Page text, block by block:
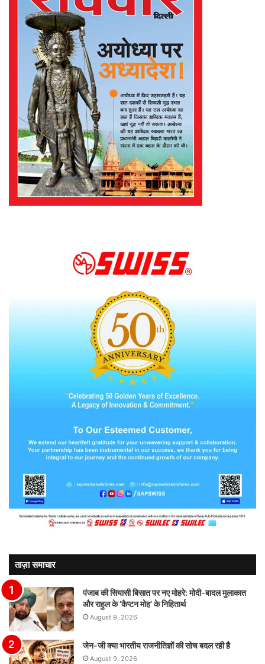
ताज़ा समाचार
पंजाब की सियासी बिसात पर नए मोहरे: मोदी-बादल मुलाकात
और राहुल के ‘कैप्टन मोह’ के निहितार्थ
August 9, 2026
जेन-जी क्या भारतीय राजनीतिज्ञों की सोच बदल रही है
August 9, 2026